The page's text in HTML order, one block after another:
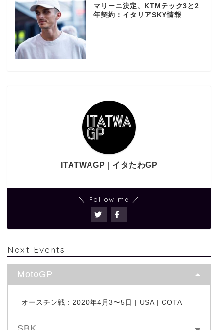
マリーニ決定、KTMテック3と2
年契約：イタリアSKY情報
ITATWAGP | イタたわGP
＼ Follow me ／
Next Events
MotoGP
オースチン戦：2020年4月3〜5日 | USA | COTA